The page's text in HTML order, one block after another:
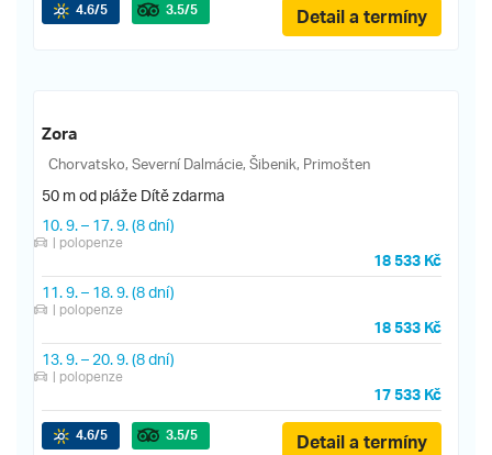
4.6/5 3.5/5 Detail a termíny
Zora
Chorvatsko, Severní Dalmácie, Šibenik, Primošten
50 m od pláže Dítě zdarma
10. 9.– 17. 9.(8 dní)
| polopenze
18 533 Kč
11. 9.– 18. 9.(8 dní)
| polopenze
18 533 Kč
13. 9.– 20. 9.(8 dní)
| polopenze
17 533 Kč
4.6/5 3.5/5 Detail a termíny